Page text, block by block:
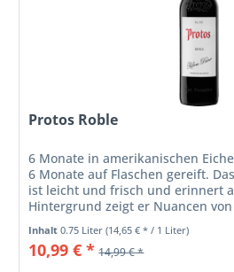
Protos Roble
6 Monate in amerikanischen
6 Monate auf Flaschen gereift.
ist leicht und frisch und erinnert
Hintergrund zeigt er Nuancen
verwöhnt er mit...
Inhalt0.75 Liter(14,65 € * / 1 Liter)
10,99 € * 14,99 € *